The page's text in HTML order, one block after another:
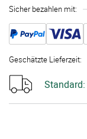
Sicher bezahlen mit:
Geschätzte Lieferzeit:
Standard: